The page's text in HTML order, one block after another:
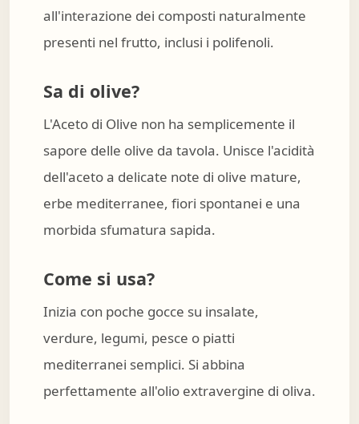
all'interazione dei composti naturalmente
presenti nel frutto, inclusi i polifenoli.
Sa di olive?
L'Aceto di Olive non ha semplicemente il
sapore delle olive da tavola. Unisce l'acidità
dell'aceto a delicate note di olive mature,
erbe mediterranee, fiori spontanei e una
morbida sfumatura sapida.
Come si usa?
Inizia con poche gocce su insalate,
verdure, legumi, pesce o piatti
mediterranei semplici. Si abbina
perfettamente all'olio extravergine di oliva.